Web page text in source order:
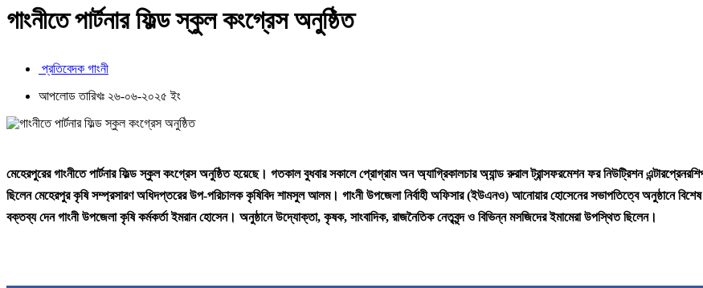
গাংনীতে পার্টনার ফিল্ড স্কুল কংগ্রেস অনুষ্ঠিত
প্রতিবেদক গাংনী
আপলোড তারিখঃ ২৬-০৬-২০২৫ ইং
মেহেরপুরের গাংনীতে পার্টনার ফিল্ড স্কুল কংগ্রেস অনুষ্ঠিত হয়েছে। গতকাল বুধবার সকালে প্রোগ্রাম অন অ্যাগ্রিকালচার অ্যান্ড রুরাল ট্রান্সফরমেশন ফর নিউট্রিশন
ছিলেন মেহেরপুর কৃষি সম্প্রসারণ অধিদপ্তরের উপ-পরিচালক কৃষিবিদ শামসুল আলম। গাংনী উপজেলা নির্বাহী অফিসার (ইউএনও) আনোয়ার হোসেনের সভাপতিত্বে অনুষ্ঠানে বিশেষ
বক্তব্য দেন গাংনী উপজেলা কৃষি কর্মকর্তা ইমরান হোসেন। অনুষ্ঠানে উদ্যোক্তা, কৃষক, সাংবাদিক, রাজনৈতিক নেতৃবৃন্দ ও বিভিন্ন মসজিদের ইমামেরা উপস্থিত ছিলেন।